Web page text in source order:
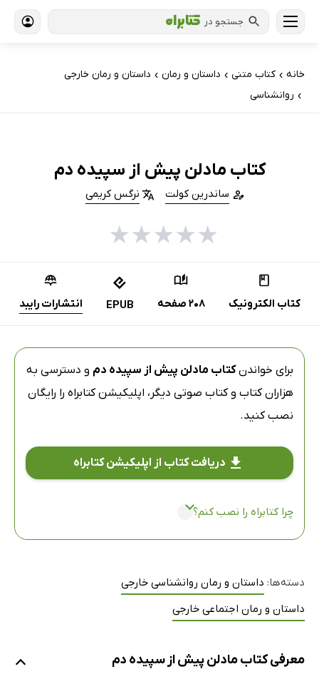
جستجو در
خانه › کتاب‌ متنی › داستان و رمان › داستان و رمان خارجی
› روانشناسی
کتاب مادلن پیش از سپیده دم
ساندرین کولت نرگس کریمی
★
★
★
★
★
کتاب الکترونیک 208 صفحه EPUB انتشارات رایبد
برای خواندنکتاب مادلن پیش از سپیده دم و دسترسی به
هزاران کتاب و کتاب صوتی دیگر، اپلیکیشن کتابراه را رایگان
نصب کنید.
دریافت کتاب از اپلیکیشن کتابراه
چرا کتابراه را نصب کنم؟
دسته‌ها: داستان و رمان روانشناسی خارجی
داستان و رمان اجتماعی خارجی
معرفی کتاب مادلن پیش از سپیده دم